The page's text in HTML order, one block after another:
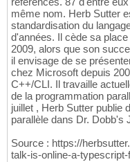
même nom. Herb Sutter
standardisation du
d'années. Il cède sa
2009, alors que son
il envisage de se
chez Microsoft depuis
C++/CLI. Il travaille
de la programmation
juillet , Herb Sutter publie
parallèle dans Dr. Dobb's
Source : https://
talk-is-online-a-